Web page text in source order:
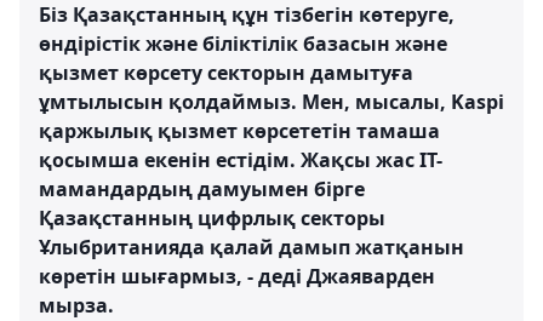
Біз Қазақстанның құн тізбегін көтеруге,
өндірістік және біліктілік базасын және
қызмет көрсету секторын дамытуға
ұмтылысын қолдаймыз. Мен, мысалы, Kaspi
қаржылық қызмет көрсететін тамаша
қосымша екенін естідім. Жақсы жас IT-
мамандардың дамуымен бірге
Қазақстанның цифрлық секторы
Ұлыбританияда қалай дамып жатқанын
көретін шығармыз, - деді Джаяварден
мырза.